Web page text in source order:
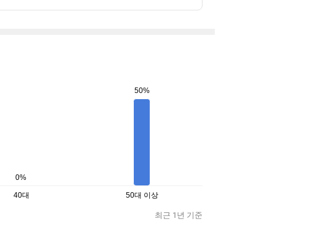
0%
50%
40대 50대 이상
최근 1년 기준